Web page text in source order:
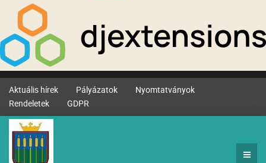
Aktuális hírek Pályázatok
Nyomtatványok
Rendeletek
GDPR